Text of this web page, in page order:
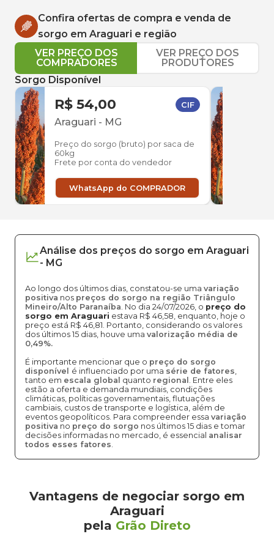
Confira ofertas de compra e venda de
sorgo em Araguari e região
VER PREÇO DOS
COMPRADORES
VER PREÇO DOS
PRODUTORES
Sorgo Disponível
R$ 54,00 CIF
Araguari - MG
Preço do sorgo (bruto) por saca de
60kg
Frete por conta do vendedor
WhatsApp do COMPRADOR
Análise dos preços do sorgo em Araguari
- MG
Ao longo dos últimos dias, constatou-se uma variação
positiva nos preços do sorgo na região Triângulo
Mineiro/Alto Paranaíba. No dia 24/07/2026, o preço do
sorgo em Araguari estava R$ 46,58, enquanto, hoje o
preço está R$ 46,81. Portanto, considerando os valores
dos últimos 15 dias, houve uma valorização média de
0,49%.
É importante mencionar que o preço do sorgo
disponível é influenciado por uma série de fatores,
tanto em escala global quanto regional . Entre eles
estão a oferta e demanda mundiais, condições
climáticas, políticas governamentais, flutuações
cambiais, custos de transporte e logística, além de
eventos geopolíticos. Para compreender essa variação
positiva no preço do sorgo nos últimos 15 dias e tomar
decisões informadas no mercado, é essencial analisar
todos esses fatores.
Vantagens de negociar sorgo em
Araguari
pela Grão Direto